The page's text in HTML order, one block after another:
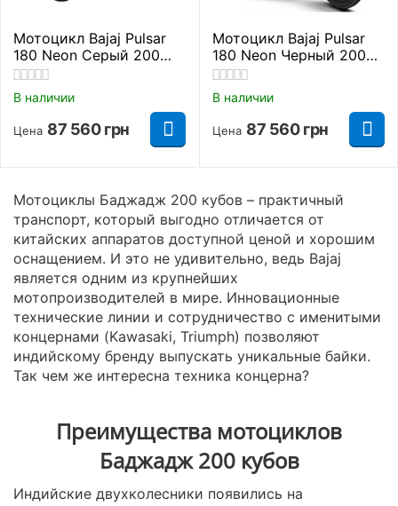
Мотоциклы Баджадж 200 кубов – практичный
транспорт, который выгодно отличается от
китайских аппаратов доступной ценой и хорошим
оснащением. И это не удивительно, ведь Bajaj
является одним из крупнейших
мотопроизводителей в мире. Инновационные
технические линии и сотрудничество с именитыми
концернами (Kawasaki, Triumph) позволяют
индийскому бренду выпускать уникальные байки.
Так чем же интересна техника концерна?
Преимущества мотоциклов
Баджадж 200 кубов
Индийские двухколесники появились на
Мотоцикл Bajaj Pulsar
180 Neon Серый 200
кубов
В наличии
Цена 87 560 грн
Мотоцикл Bajaj Pulsar
180 Neon Черный 200
кубов
В наличии
Цена 87 560 грн